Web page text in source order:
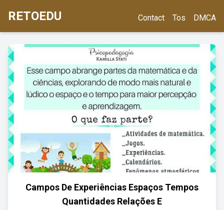
RETOEDU Contact Tos DMCA
Campos De Experiências Espaços Tempos
Quantidades Relações E